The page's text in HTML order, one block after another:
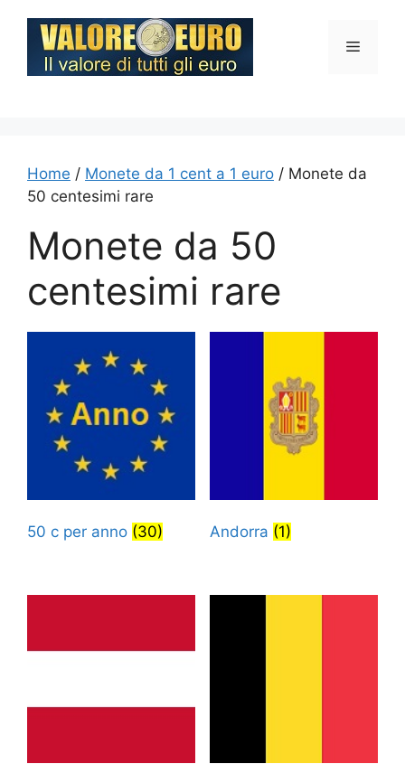
contenuto
Menu
Home / Monete da 1 cent a 1 euro / Monete da
50 centesimi rare
Monete da 50
centesimi rare
50 c per anno (30) Andorra (1)